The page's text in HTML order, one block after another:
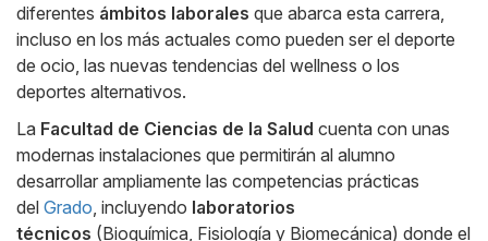
diferentes ámbitos laborales que abarca esta carrera,
incluso en los más actuales como pueden ser el deporte
de ocio, las nuevas tendencias del wellness o los
deportes alternativos.
La Facultad de Ciencias de la Salud cuenta con unas
modernas instalaciones que permitirán al alumno
desarrollar ampliamente las competencias prácticas
del Grado, incluyendo laboratorios
técnicos (Bioquímica, Fisiología y Biomecánica) donde el